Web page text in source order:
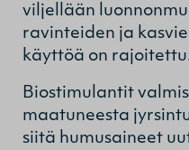
viljellään
ravinteiden ja
käyttöä on
Biostimulantit
maatuneesta
siitä humusaineet